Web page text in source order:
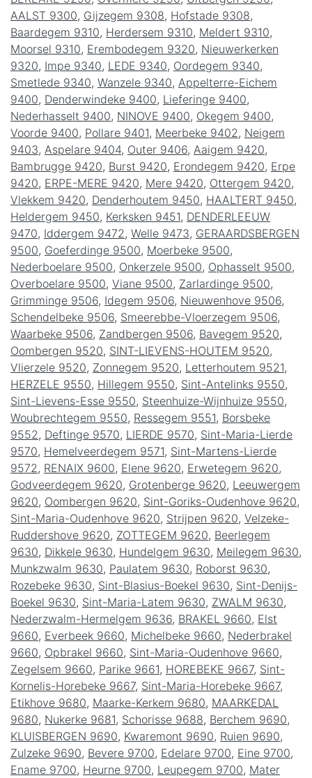
AALST 9300, Gijzegem 9308, Hofstade 9308,
Baardegem 9310, Herdersem 9310, Meldert 9310,
Moorsel 9310, Erembodegem 9320, Nieuwerkerken
9320, Impe 9340, LEDE 9340, Oordegem 9340,
Smetlede 9340, Wanzele 9340, Appelterre-Eichem
9400, Denderwindeke 9400, Lieferinge 9400,
Nederhasselt 9400, NINOVE 9400, Okegem 9400,
Voorde 9400, Pollare 9401, Meerbeke 9402 , Neigem
9403, Aspelare 9404, Outer 9406, Aaigem 9420,
Bambrugge 9420, Burst 9420, Erondegem 9420, Erpe
9420, ERPE-MERE 9420, Mere 9420, Ottergem 9420,
Vlekkem 9420, Denderhoutem 9450, HAALTERT 9450,
Heldergem 9450, Kerksken 9451, DENDERLEEUW
9470, Iddergem 9472 , Welle 9473, GERAARDSBERGEN
9500, Goeferdinge 9500, Moerbeke 9500,
Nederboelare 9500, Onkerzele 9500, Ophasselt 9500,
Overboelare 9500, Viane 9500, Zarlardinge 9500,
Grimminge 9506, Idegem 9506, Nieuwenhove 9506,
Schendelbeke 9506, Smeerebbe-Vloerzegem 9506,
Waarbeke 9506, Zandbergen 9506, Bavegem 9520,
Oombergen 9520, SINT-LIEVENS-HOUTEM 9520,
Vlierzele 9520, Zonnegem 9520, Letterhoutem 9521,
HERZELE 9550, Hillegem 9550, Sint-Antelinks 9550,
Sint-Lievens-Esse 9550, Steenhuize-Wijnhuize 9550,
Woubrechtegem 9550, Ressegem 9551, Borsbeke
9552 , Deftinge 9570, LIERDE 9570, Sint-Maria-Lierde
9570, Hemelveerdegem 9571, Sint-Martens-Lierde
9572 , RENAIX 9600, Elene 9620, Erwetegem 9620,
Godveerdegem 9620, Grotenberge 9620, Leeuwergem
9620, Oombergen 9620, Sint-Goriks-Oudenhove 9620,
Sint-Maria-Oudenhove 9620, Strijpen 9620, Velzeke-
Ruddershove 9620, ZOTTEGEM 9620, Beerlegem
9630, Dikkele 9630, Hundelgem 9630, Meilegem 9630,
Munkzwalm 9630, Paulatem 9630, Roborst 9630,
Rozebeke 9630, Sint-Blasius-Boekel 9630, Sint-Denijs-
Boekel 9630, Sint-Maria-Latem 9630, ZWALM 9630,
Nederzwalm-Hermelgem 9636, BRAKEL 9660, Elst
9660, Everbeek 9660, Michelbeke 9660, Nederbrakel
9660, Opbrakel 9660, Sint-Maria-Oudenhove 9660,
Zegelsem 9660, Parike 9661, HOREBEKE 9667, Sint-
Kornelis-Horebeke 9667, Sint-Maria-Horebeke 9667,
Etikhove 9680, Maarke-Kerkem 9680, MAARKEDAL
9680, Nukerke 9681, Schorisse 9688, Berchem 9690,
KLUISBERGEN 9690, Kwaremont 9690, Ruien 9690,
Zulzeke 9690, Bevere 9700, Edelare 9700, Eine 9700,
Ename 9700, Heurne 9700, Leupegem 9700, Mater